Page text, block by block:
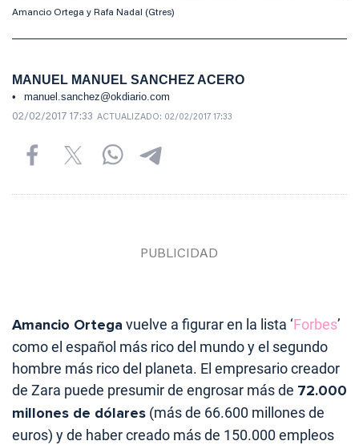
Amancio Ortega y Rafa Nadal (Gtres)
MANUEL MANUEL SANCHEZ ACERO
manuel.sanchez@okdiario.com
02/02/2017 17:33 ACTUALIZADO: 02/02/2017 17:33
Amancio Ortega vuelve a figurar en la lista ‘Forbes’
como el español más rico del mundo y el segundo
hombre más rico del planeta. El empresario creador
de Zara puede presumir de engrosar más de 72.000
millones de dólares (más de 66.600 millones de
euros) y de haber creado más de 150.000 empleos